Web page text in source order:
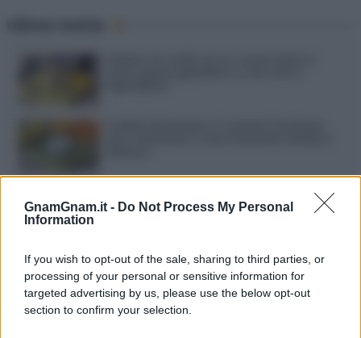
GnamGnam.it - Do Not Process My Personal
Information
If you wish to opt-out of the sale, sharing to third parties, or
processing of your personal or sensitive information for
targeted advertising by us, please use the below opt-out
section to confirm your selection.
Pasta al pomodoro: il grande classico
che non delude mai
Sbriciolata senza cottura: il dolce facile
che si prepara senza accendere il forno